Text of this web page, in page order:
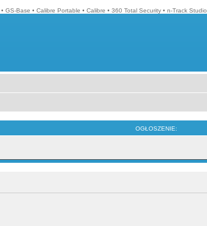
• GS-Base • Calibre Portable • Calibre • 360 Total Security • n-Track Studio
OGŁOSZENIE: